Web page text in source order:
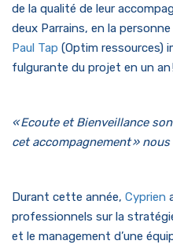
de la qualité de leur
deux Parrains, en la personne
Paul Tap (Optim ressources)
fulgurante du projet en un an
« Ecoute et Bienveillance
cet accompagnement »
Durant cette année, Cyprien
professionnels sur la
et le management d’une